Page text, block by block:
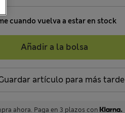
cuando vuelva a estar en stock
Añadir a la bolsa
artículo para más tarde
ahora. Paga en 3 plazos con